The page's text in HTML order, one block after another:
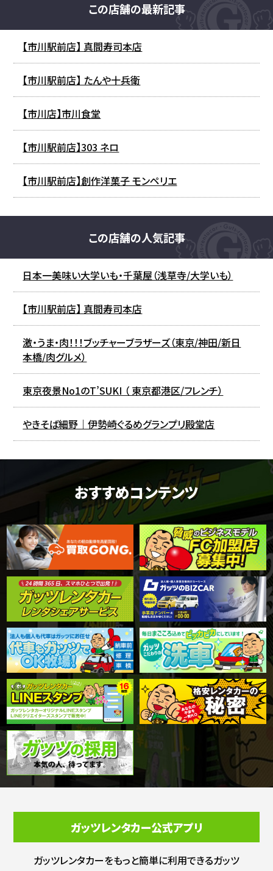
この店舗の最新記事
【市川駅前店】 真間寿司本店
【市川駅前店】 たんや十兵衛
【市川店】市川食堂
【市川駅前店】303 ネロ
【市川駅前店】創作洋菓子 モンペリエ
この店舗の人気記事
日本一美味い大学いも・千葉屋（浅草寺/大学いも）
【市川駅前店】 真間寿司本店
激・うま・肉！！！ブッチャーブラザーズ（東京/神田/新日
本橋/肉グルメ）
東京夜景No1のT’SUKI （ 東京都港区/フレンチ）
やきそば細野｜伊勢崎ぐるめグランプリ殿堂店
おすすめコンテンツ
ガッツレンタカー公式アプリ
ガッツレンタカーをもっと簡単に利用できるガッツ